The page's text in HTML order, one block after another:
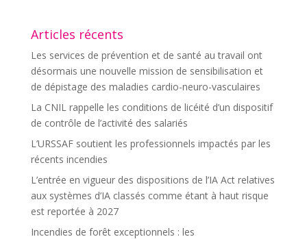
Articles récents
Les services de prévention et de santé au travail ont
désormais une nouvelle mission de sensibilisation et
de dépistage des maladies cardio-neuro-vasculaires
La CNIL rappelle les conditions de licéité d’un dispositif
de contrôle de l’activité des salariés
L’URSSAF soutient les professionnels impactés par les
récents incendies
L’entrée en vigueur des dispositions de l’IA Act relatives
aux systèmes d’IA classés comme étant à haut risque
est reportée à 2027
Incendies de forêt exceptionnels : les